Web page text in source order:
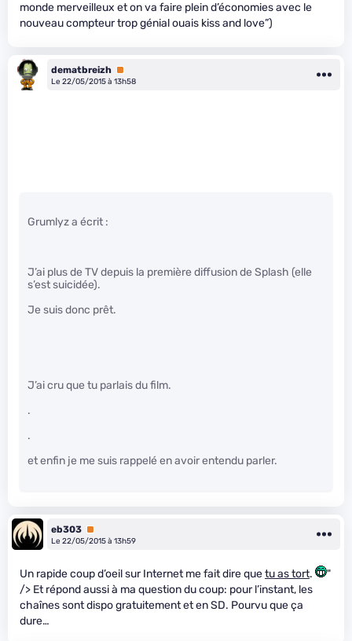
monde merveilleux et on va faire plein d’économies avec le
nouveau compteur trop génial ouais kiss and love”)
dematbreizh Premium
Le 22/05/2015 à 13h58
Grumlyz a écrit :
J’ai plus de TV depuis la première diffusion de Splash (elle
s’est suicidée).
Je suis donc prêt.
J’ai cru que tu parlais du film.
.
.
et enfin je me suis rappelé en avoir entendu parler.
eb303 Premium
Le 22/05/2015 à 13h59
Un rapide coup d’oeil sur Internet me fait dire quetu as tort.
"
/> Et répond aussi à ma question du coup: pour l’instant, les
chaînes sont dispo gratuitement et en SD. Pourvu que ça
dure…